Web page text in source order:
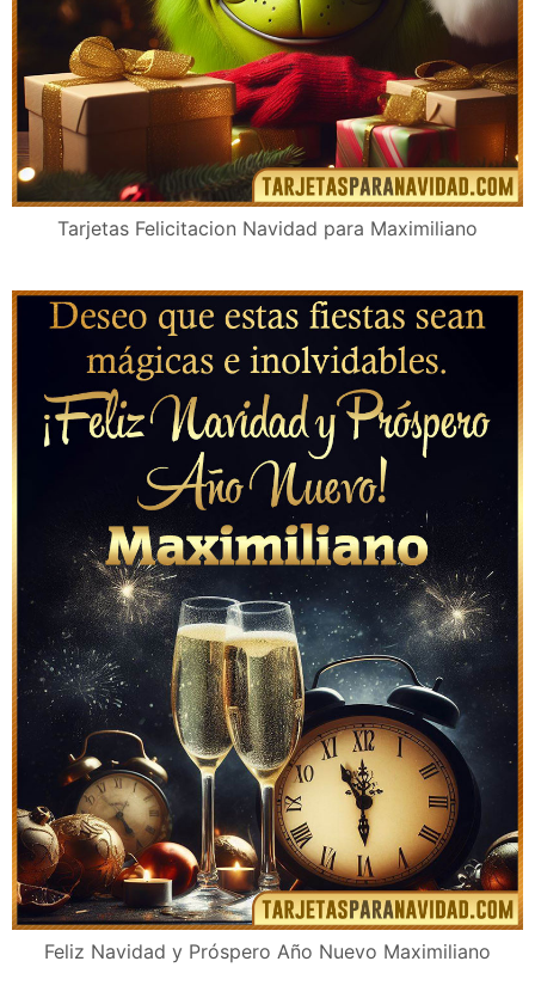
Tarjetas Felicitacion Navidad para Maximiliano
Feliz Navidad y Próspero Año Nuevo Maximiliano